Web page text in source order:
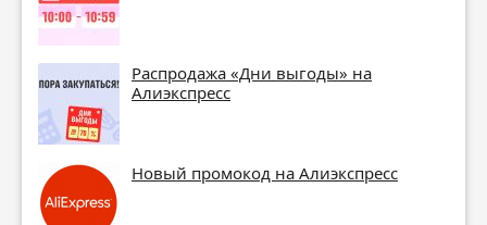
Распродажа «Дни выгоды» на
Алиэкспресс
Новый промокод на Алиэкспресс